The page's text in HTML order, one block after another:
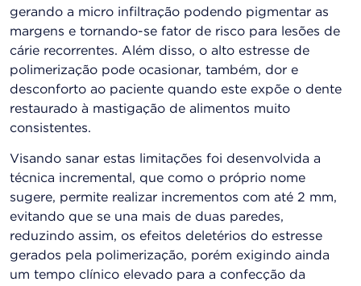
gerando a micro infiltração podendo pigmentar as
margens e tornando-se fator de risco para lesões de
cárie recorrentes. Além disso, o alto estresse de
polimerização pode ocasionar, também, dor e
desconforto ao paciente quando este expõe o dente
restaurado à mastigação de alimentos muito
consistentes.
Visando sanar estas limitações foi desenvolvida a
técnica incremental, que como o próprio nome
sugere, permite realizar incrementos com até 2 mm,
evitando que se una mais de duas paredes,
reduzindo assim, os efeitos deletérios do estresse
gerados pela polimerização, porém exigindo ainda
um tempo clínico elevado para a confecção da